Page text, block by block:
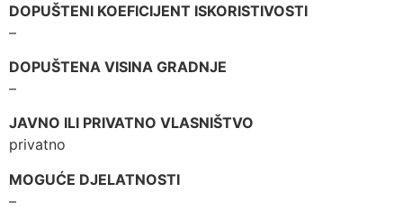
DOPUŠTENI KOEFICIJENT ISKORISTIVOSTI
–
DOPUŠTENA VISINA GRADNJE
–
JAVNO ILI PRIVATNO VLASNIŠTVO
privatno
MOGUĆE DJELATNOSTI
–